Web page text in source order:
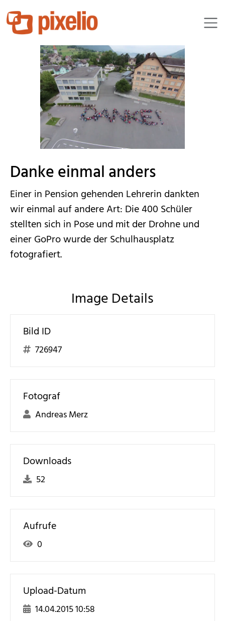
himself
Danke einmal anders
Einer in Pension gehenden Lehrerin dankten
wir einmal auf andere Art: Die 400 Schüler
stellten sich in Pose und mit der Drohne und
einer GoPro wurde der Schulhausplatz
fotografiert.
Image Details
Bild ID
726947
Fotograf
Andreas Merz
Downloads
52
Aufrufe
0
Upload-Datum
14.04.2015 10:58